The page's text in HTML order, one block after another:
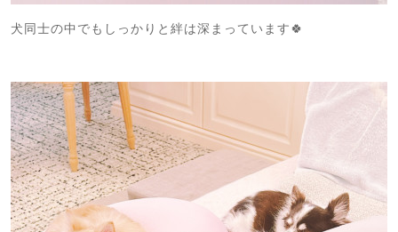
犬同士の中でもしっかりと絆は深まっています🍀